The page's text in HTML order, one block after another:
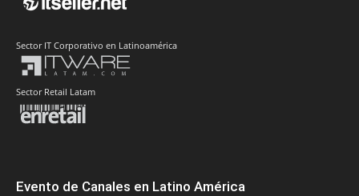
Sector IT Corporativo en Latinoamérica
Sector Retail Latam
Evento de Canales en Latino América